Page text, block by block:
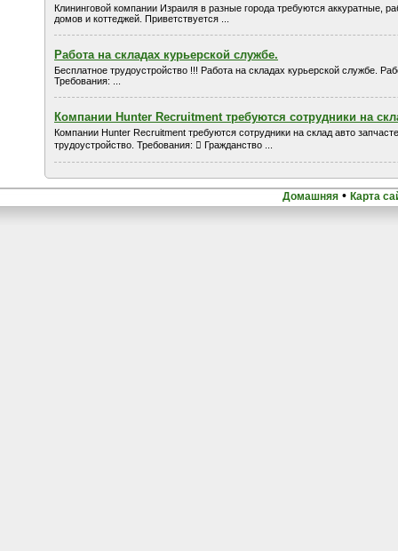
Клининговой компании Израиля в разные города требуются аккуратные,
домов и коттеджей. Приветствуется ...
Работа на складах курьерской службе.
Бесплатное трудоустройство !!! Работа на складах курьерской службе.
Требования: ...
Компании Hunter Recruitment требуются сотрудники на
Компании Hunter Recruitment требуются сотрудники на склад авто
трудоустройство. Требования:  Гражданство ...
Домашняя • Карта